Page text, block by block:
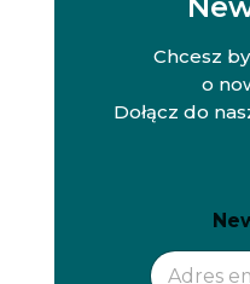
Chcesz
o
Dołącz do